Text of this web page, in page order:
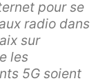
pour se
radio dans
sur
les
5G soient